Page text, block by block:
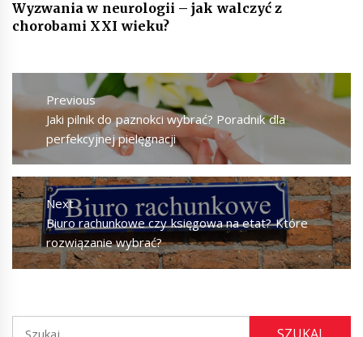
Wyzwania w neurologii – jak walczyć z
chorobami XXI wieku?
Nawigacja
wpisuPrevious
Previous
post:
Jaki pilnik do paznokci wybrać? Poradnik dla
perfekcyjnej pielęgnacji
Next
Next
post:
Biuro rachunkowe czy księgowa na etat? Które
rozwiązanie wybrać?